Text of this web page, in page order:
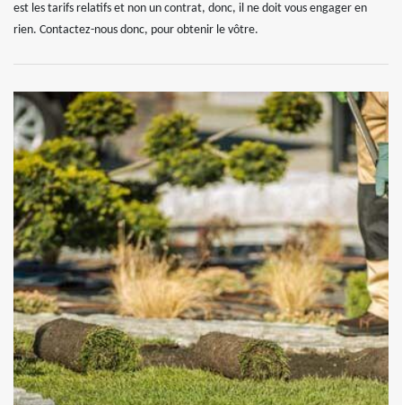
est les tarifs relatifs et non un contrat, donc, il ne doit vous engager en
rien. Contactez-nous donc, pour obtenir le vôtre.